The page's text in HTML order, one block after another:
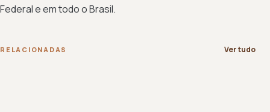
Federal e em todo o Brasil.
RELACIONADAS Ver tudo